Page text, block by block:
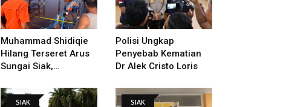
Muhammad Shidiqie
Hilang Terseret Arus
Sungai Siak,
Dilakukan
Polisi Ungkap
Penyebab Kematian
Dr Alek Cristo Loris
SIAK SIAK